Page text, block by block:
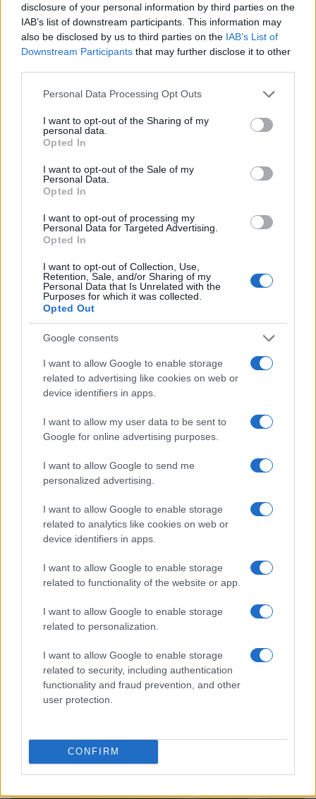
disclosure of your personal information by third parties on the
IAB’s list of downstream participants. This information may
also be disclosed by us to third parties on the IAB’s List of
Downstream Participants that may further disclose it to other
Please note that this website/app uses one or more Google
not limited to your visit or usage behaviour. You may click to
grant or deny consent to Google and its third-party tags to
use your data for below specified purposes in below Google
consent section.
Personal Data Processing Opt Outs
I want to opt-out of the Sharing of my
personal data.
Opted In
I want to opt-out of the Sale of my
Personal Data.
Opted In
I want to opt-out of processing my
Personal Data for Targeted Advertising.
Opted In
I want to opt-out of Collection, Use,
Retention, Sale, and/or Sharing of my
Personal Data that Is Unrelated with the
Purposes for which it was collected.
Opted Out
Google consents
I want to allow Google to enable storage
related to advertising like cookies on web or
device identifiers in apps.
I want to allow my user data to be sent to
Google for online advertising purposes.
I want to allow Google to send me
personalized advertising.
I want to allow Google to enable storage
related to analytics like cookies on web or
device identifiers in apps.
I want to allow Google to enable storage
related to functionality of the website or app.
I want to allow Google to enable storage
related to personalization.
I want to allow Google to enable storage
related to security, including authentication
functionality and fraud prevention, and other
user protection.
CONFIRM
debutto tecnico in autodromo.
Continua a leggere
Cagliari Calcio 2026/2027: scopri la maglia pre-gara ufficiale
con design tecnico
SQUADRE